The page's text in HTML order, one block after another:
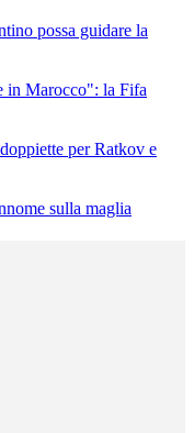
possa guidare la
in Marocco": la Fifa
per Ratkov e
sulla maglia